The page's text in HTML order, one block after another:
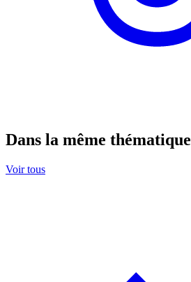
Dans la même thématique
Voir tous